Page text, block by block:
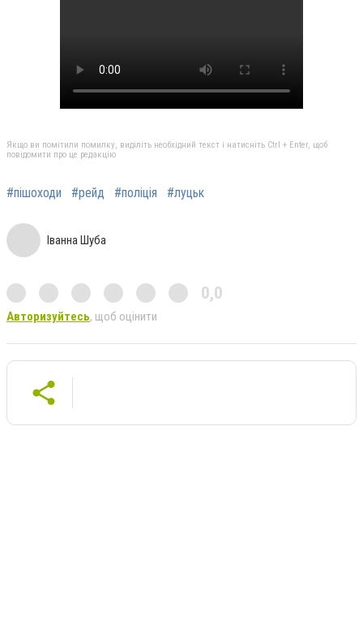
Якщо ви помітили помилку, виділіть необхідний текст і натисніть Ctrl + Enter, щоб
повідомити про це редакцію
#пішоходи #рейд #поліція #луцьк
Іванна Шуба
0,0
Авторизуйтесь, щоб оцінити